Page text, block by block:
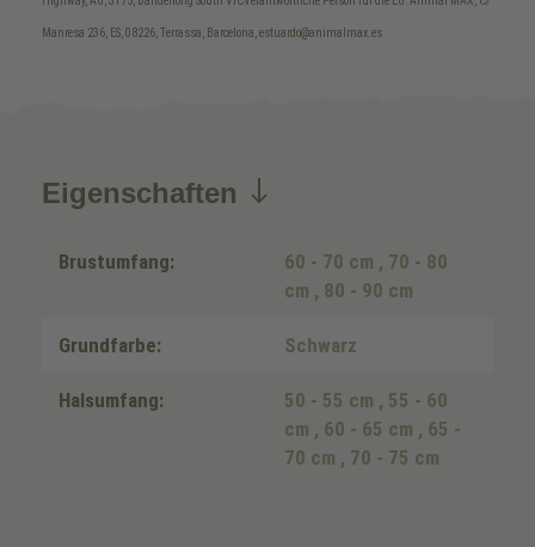
Manresa 236, ES, 08226, Terrassa, Barcelona, estuardo@animalmax.es
Eigenschaften
Brustumfang: 60 - 70 cm , 70 - 80
cm , 80 - 90 cm
Grundfarbe: Schwarz
Halsumfang: 50 - 55 cm , 55 - 60
cm , 60 - 65 cm , 65 -
70 cm , 70 - 75 cm